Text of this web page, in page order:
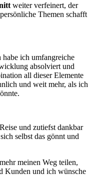
weiter verfeinert, der
Themen schafft
ich umfangreiche
absolviert und
all dieser Elemente
und weit mehr, als ich
und zutiefst dankbar
selbst das gönnt und
meinen Weg teilen,
Kunden und ich wünsche